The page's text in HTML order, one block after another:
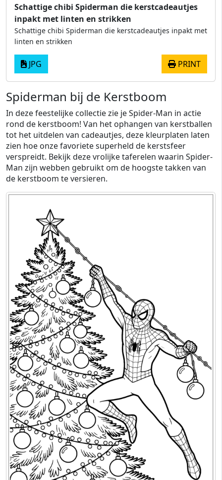
Schattige chibi Spiderman die kerstcadeautjes
inpakt met linten en strikken
Schattige chibi Spiderman die kerstcadeautjes inpakt met
linten en strikken
JPG PRINT
Spiderman bij de Kerstboom
In deze feestelijke collectie zie je Spider-Man in actie
rond de kerstboom! Van het ophangen van kerstballen
tot het uitdelen van cadeautjes, deze kleurplaten laten
zien hoe onze favoriete superheld de kerstsfeer
verspreidt. Bekijk deze vrolijke taferelen waarin Spider-
Man zijn webben gebruikt om de hoogste takken van
de kerstboom te versieren.